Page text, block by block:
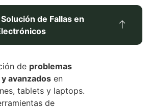
de Fallas en
de problemas
avanzados en
tablets y laptops.
de